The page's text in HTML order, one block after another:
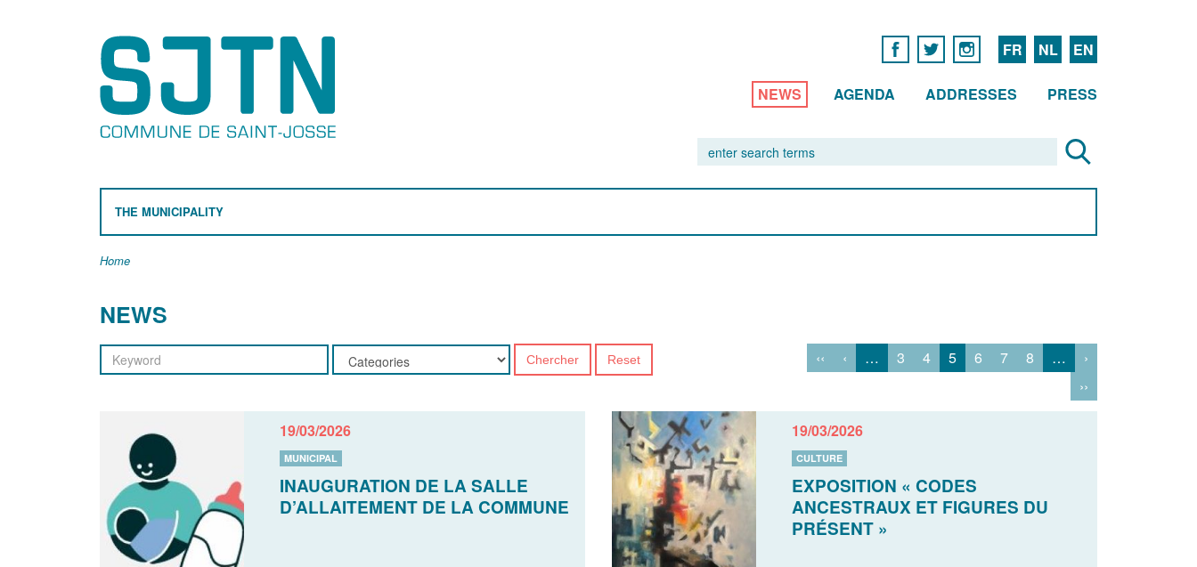
FR NL EN
NEWS AGENDA ADDRESSES PRESS
THE MUNICIPALITY
Home
NEWS
Chercher Reset ‹‹ ‹ … 3 4 5 6 7 8 …
›
››
19/03/2026
MUNICIPAL
INAUGURATION DE LA SALLE
D’ALLAITEMENT DE LA COMMUNE
19/03/2026
CULTURE
EXPOSITION « CODES
ANCESTRAUX ET FIGURES DU
PRÉSENT »